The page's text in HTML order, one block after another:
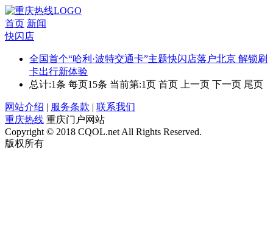
首页 新闻
快闪店
全国首个“哈利·波特交通卡”主题快闪店落户北京 解锁刷
卡出行新体验
总计:1条 每页15条 当前第:1页 首页 上一页 下一页 尾页
网站介绍 | 服务条款 | 联系我们
重庆热线 重庆门户网站
Copyright © 2018 CQOL.net All Rights Reserved.
版权所有